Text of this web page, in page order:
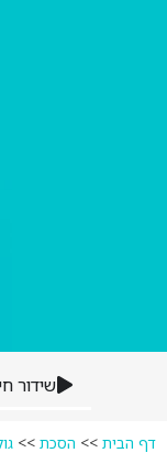
שידור
דף הבית >> הסכת >>